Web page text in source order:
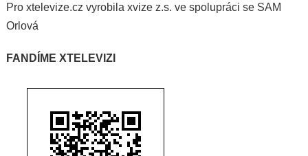
Pro xtelevize.cz vyrobila xvize z.s. ve spolupráci se SAM
Orlová
FANDÍME XTELEVIZI